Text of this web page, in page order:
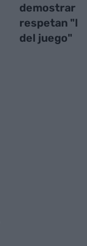
demostrar
respetan
del juego"